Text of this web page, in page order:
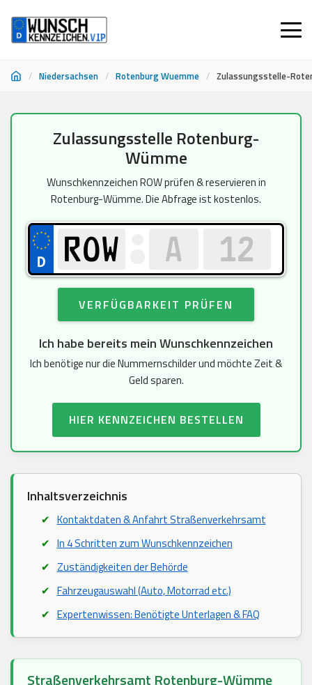
/ Niedersachsen / Rotenburg Wuemme / Zulassungsstelle-
Zulassungsstelle Rotenburg-
Wümme
Wunschkennzeichen ROW prüfen & reservieren in
Rotenburg-Wümme. Die Abfrage ist kostenlos.
VERFÜGBARKEIT PRÜFEN
Ich habe bereits mein Wunschkennzeichen
Ich benötige nur die Nummernschilder und möchte Zeit &
Geld sparen.
HIER KENNZEICHEN BESTELLEN
Inhaltsverzeichnis
Kontaktdaten & Anfahrt Straßenverkehrsamt
In 4 Schritten zum Wunschkennzeichen
Zuständigkeiten der Behörde
Fahrzeugauswahl (Auto, Motorrad etc.)
Expertenwissen: Benötigte Unterlagen & FAQ
Straßenverkehrsamt Rotenburg-Wümme